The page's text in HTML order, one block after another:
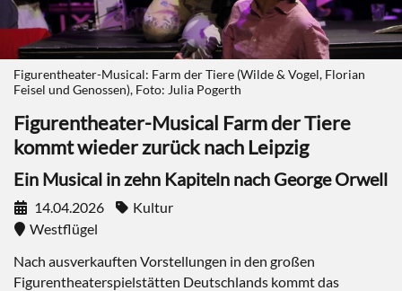
Figurentheater-Musical: Farm der Tiere (Wilde & Vogel, Florian
Feisel und Genossen), Foto: Julia Pogerth
Figurentheater-Musical Farm der Tiere
kommt wieder zurück nach Leipzig
Ein Musical in zehn Kapiteln nach George Orwell
14.04.2026
Kultur
Westflügel
Nach ausverkauften Vorstellungen in den großen
Figurentheaterspielstätten Deutschlands kommt das